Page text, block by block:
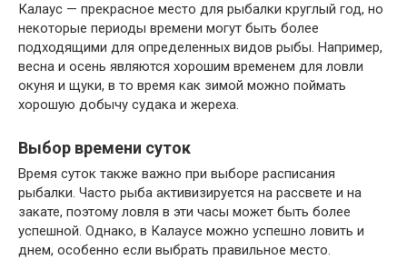
Калаус — прекрасное место для рыбалки круглый год, но
некоторые периоды времени могут быть более
подходящими для определенных видов рыбы. Например,
весна и осень являются хорошим временем для ловли
окуня и щуки, в то время как зимой можно поймать
хорошую добычу судака и жереха.
Выбор времени суток
Время суток также важно при выборе расписания
рыбалки. Часто рыба активизируется на рассвете и на
закате, поэтому ловля в эти часы может быть более
успешной. Однако, в Калаусе можно успешно ловить и
днем, особенно если выбрать правильное место.